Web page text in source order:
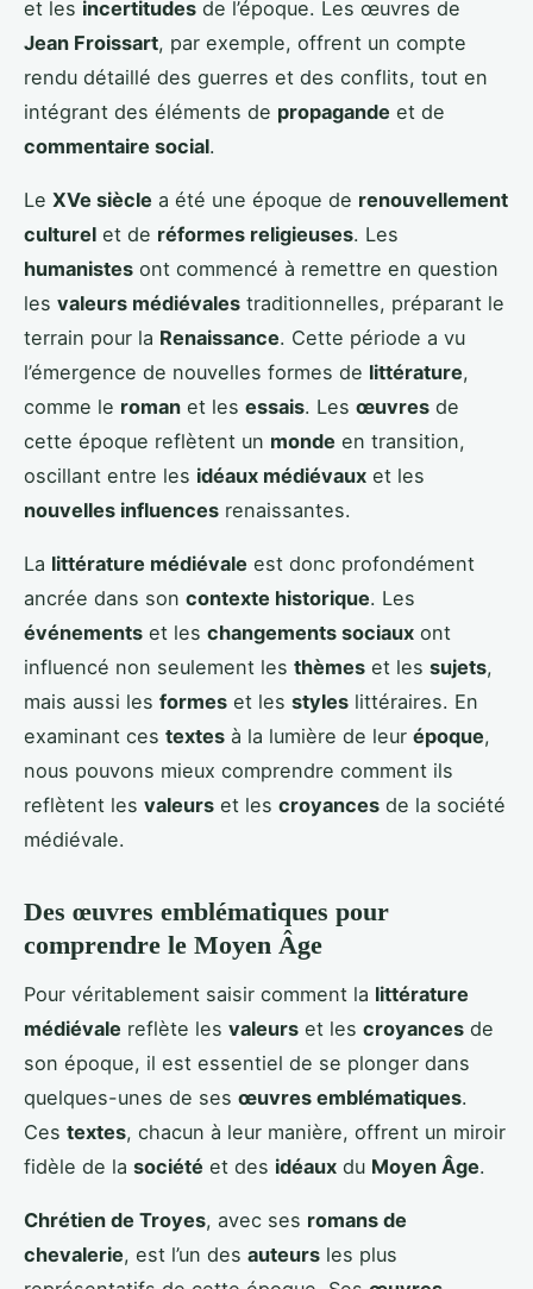
et les incertitudes de l’époque. Les œuvres de
Jean Froissart, par exemple, offrent un compte
rendu détaillé des guerres et des conflits, tout en
intégrant des éléments de propagande et de
commentaire social.
Le XVe siècle a été une époque de renouvellement
culturel et de réformes religieuses. Les
humanistes ont commencé à remettre en question
les valeurs médiévales traditionnelles, préparant le
terrain pour la Renaissance. Cette période a vu
l’émergence de nouvelles formes de littérature,
comme le roman et les essais. Les œuvres de
cette époque reflètent un monde en transition,
oscillant entre les idéaux médiévaux et les
nouvelles influences renaissantes.
La littérature médiévale est donc profondément
ancrée dans son contexte historique. Les
événements et les changements sociaux ont
influencé non seulement les thèmes et les sujets,
mais aussi les formes et les styles littéraires. En
examinant ces textes à la lumière de leur époque,
nous pouvons mieux comprendre comment ils
reflètent les valeurs et les croyances de la société
médiévale.
Des œuvres emblématiques pour
comprendre le Moyen Âge
Pour véritablement saisir comment la littérature
médiévale reflète les valeurs et les croyances de
son époque, il est essentiel de se plonger dans
quelques-unes de ses œuvres emblématiques.
Ces textes, chacun à leur manière, offrent un miroir
fidèle de la société et des idéaux du Moyen Âge.
Chrétien de Troyes, avec ses romans de
chevalerie, est l’un des auteurs les plus